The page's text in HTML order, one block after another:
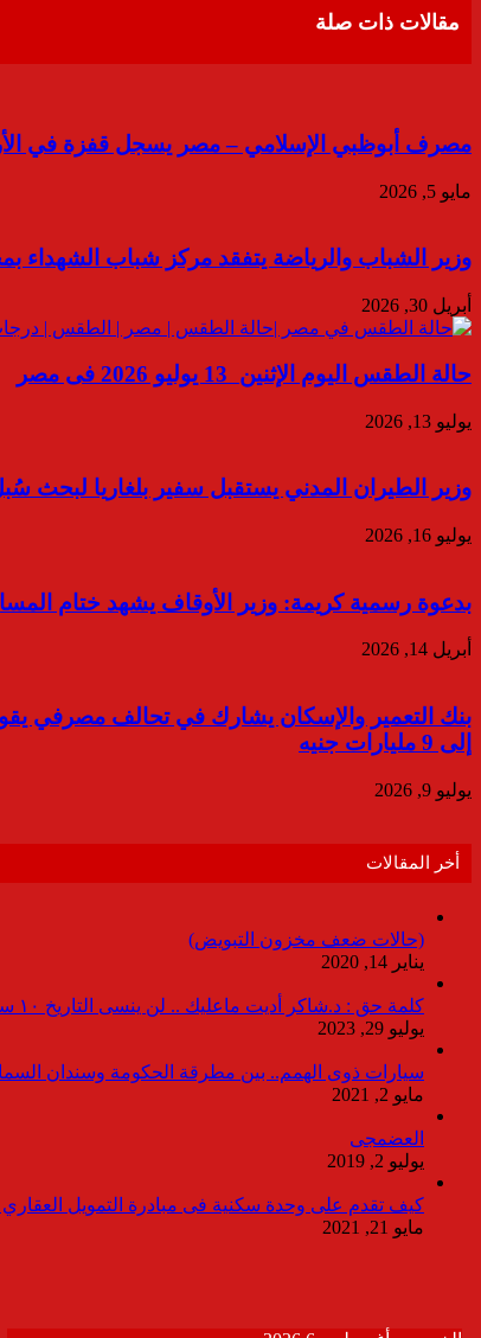
مقالات ذات صلة
مصرف أبوظبي الإسلامي – مصر يسجل قفزة في
مايو 5, 2026
وزير الشباب والرياضة يتفقد مركز شباب الشهداء
أبريل 30, 2026
حالة الطقس اليوم الإثنين 13 يوليو 2026 فى مصر
يوليو 13, 2026
وزير الطيران المدني يستقبل سفير بلغاريا لبحث
يوليو 16, 2026
بدعوة رسمية كريمة: وزير الأوقاف يشهد ختام
أبريل 14, 2026
إلى 9 مليارات جنيه
يوليو 9, 2026
أخر المقالات
(حالات ضعف مخزون التبويض)
يناير 14, 2020
كلمة حق : د.شاكر أديت ماعليك .. لن ينسى التاريخ ١٠ سنوات بدون انقطاعات
يوليو 29, 2023
سيارات ذوى الهمم.. بين مطرقة الحكومة وسندان
مايو 2, 2021
العضمجى
يوليو 2, 2019
كيف تقدم على وحدة سكنية فى مبادرة التمويل العقاري
مايو 21, 2021